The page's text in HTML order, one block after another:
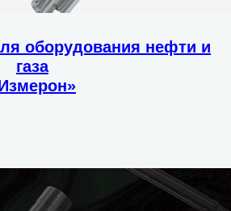
оборудования нефти и
газа